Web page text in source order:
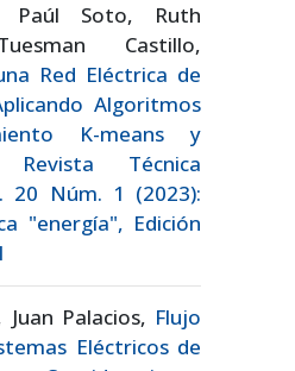
Paúl Soto, Ruth
Castillo,
Red Eléctrica de
Algoritmos
K-means y
Revista Técnica
20 Núm. 1 (2023):
"energía", Edición
Palacios, Flujo
Eléctricos de